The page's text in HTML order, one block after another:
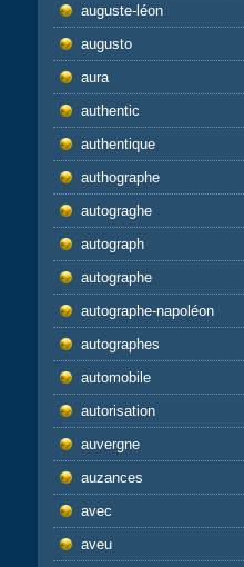
auguste-léon
augusto
aura
authentic
authentique
authographe
autograghe
autograph
autographe
autographe-napoléon
autographes
automobile
autorisation
auvergne
auzances
avec
aveu